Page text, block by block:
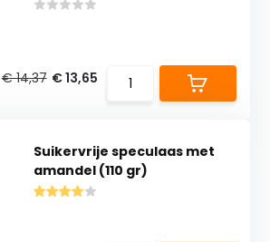
€ 14,37 € 13,65
Suikervrije speculaas met
amandel (110 gr)